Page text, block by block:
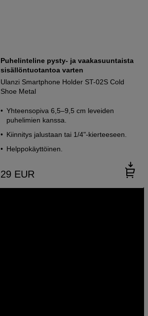
Monipuolinen valaisinjalusta
Benro MeVideo Carbon Livestream Stand
Puhelinteline pysty- ja vaakasuuntaista
sisällöntuotantoa varten
Ulanzi Smartphone Holder ST-02S Cold
Shoe Metal
Yhteensopiva 6,5–9,5 cm leveiden
puhelimien kanssa.
Kiinnitys jalustaan tai 1/4"-kierteeseen.
Helppokäyttöinen.
29 EUR